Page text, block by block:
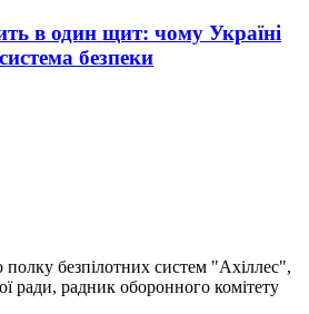
в один щит: чому Україні
безпеки
безпілотних систем "Ахіллес",
ради, радник оборонного комітету